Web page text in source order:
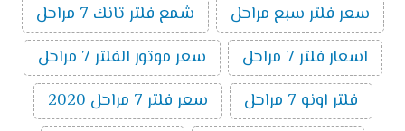
سعر فلتر سبع مراحل
شمع فلتر تانك 7 مراحل
اسعار فلتر 7 مراحل
سعر موتور الفلتر 7 مراحل
فلتر اونو 7 مراحل
سعر فلتر 7 مراحل 2020